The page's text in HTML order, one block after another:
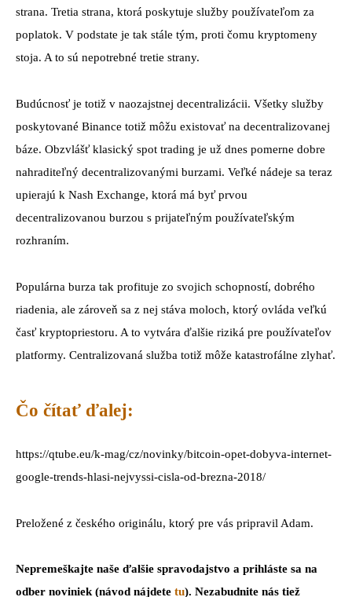
strana. Tretia strana, ktorá poskytuje služby používateľom za
poplatok. V podstate je tak stále tým, proti čomu kryptomeny
stoja. A to sú nepotrebné tretie strany.
Budúcnosť je totiž v naozajstnej decentralizácii. Všetky služby
poskytované Binance totiž môžu existovať na decentralizovanej
báze. Obzvlášť klasický spot trading je už dnes pomerne dobre
nahraditeľný decentralizovanými burzami. Veľké nádeje sa teraz
upierajú k Nash Exchange, ktorá má byť prvou
decentralizovanou burzou s prijateľným používateľským
rozhraním.
Populárna burza tak profituje zo svojich schopností, dobrého
riadenia, ale zároveň sa z nej stáva moloch, ktorý ovláda veľkú
časť kryptopriestoru. A to vytvára ďalšie riziká pre používateľov
platformy. Centralizovaná služba totiž môže katastrofálne zlyhať.
Čo čítať ďalej:
https://qtube.eu/k-mag/cz/novinky/bitcoin-opet-dobyva-internet-
google-trends-hlasi-nejvyssi-cisla-od-brezna-2018/
Preložené z českého originálu, ktorý pre vás pripravil Adam.
Nepremeškajte naše ďalšie spravodajstvo a prihláste sa na
odber noviniek (návod nájdete tu). Nezabudnite nás tiež